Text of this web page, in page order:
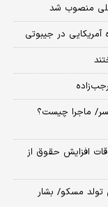
منصوب شد
در جیبوتی
ماجرا چیست؟
افزایش حقوق از
مسکو/ بشار